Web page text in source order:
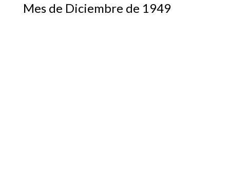
Mes de Diciembre de 1949